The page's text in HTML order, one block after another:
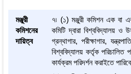
মঞ্জুরী
কমিশনের
দায়িত্ব
৭৷ (১) মঞ্জুরী কমিশন এক বা
কমিটি দ্বারা বিশ্ববিদ্যালয় ও
গ্রন্থাগার, পরীক্ষাগার,
বিশ্ববিদ্যালয় কর্তৃক পরিচালিত
কার্যক্রম পরিদর্শন করাইতে